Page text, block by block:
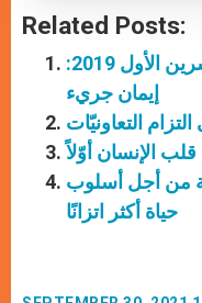
Related Posts:
عناوين نشرة يوم الأربعاء 30 تشرين الأول 2019:
إيمان جريء
التعاونيّات
قلب الإنسان أوّلاً
من أجل أسلوب
حياة أكثر اتزانًا